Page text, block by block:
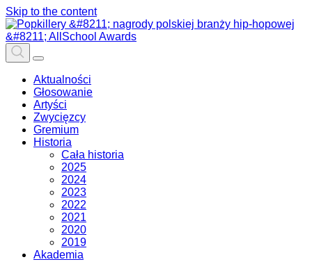
Skip to the content
Aktualności
Głosowanie
Artyści
Zwycięzcy
Gremium
Historia
Cała historia
2025
2024
2023
2022
2021
2020
2019
Akademia